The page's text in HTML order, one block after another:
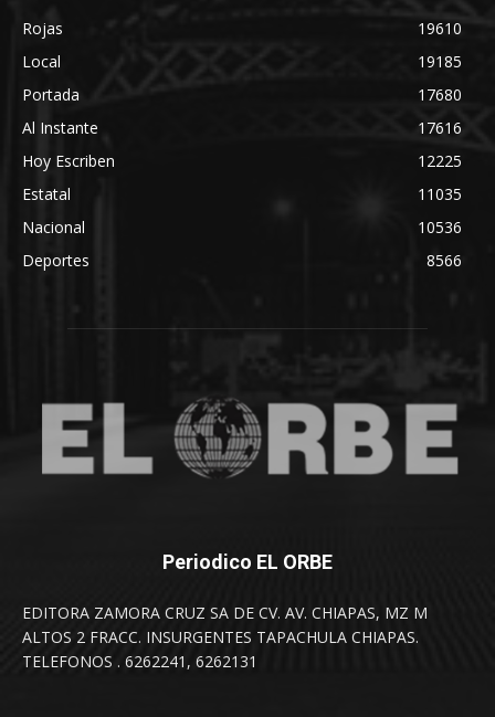
Rojas
19610
Local
19185
Portada
17680
Al Instante
17616
Hoy Escriben
12225
Estatal
11035
Nacional
10536
Deportes
8566
Periodico EL ORBE
EDITORA ZAMORA CRUZ SA DE CV. AV. CHIAPAS, MZ M
ALTOS 2 FRACC. INSURGENTES TAPACHULA CHIAPAS.
TELEFONOS . 6262241, 6262131